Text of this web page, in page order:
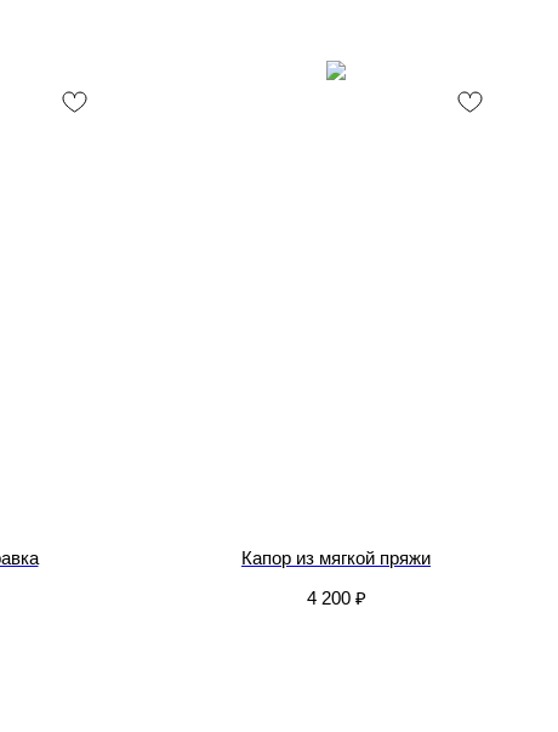
Капор из мягкой пряжи
4 200 ₽